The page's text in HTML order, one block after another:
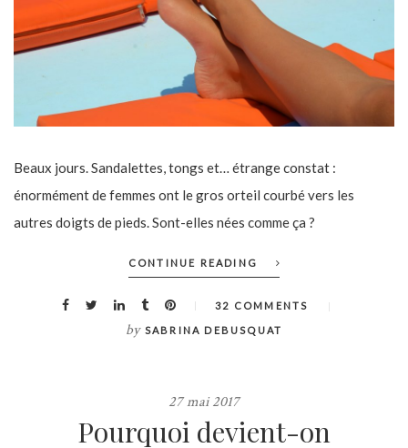
Beaux jours. Sandalettes, tongs et… étrange constat :
énormément de femmes ont le gros orteil courbé vers les
autres doigts de pieds. Sont-elles nées comme ça ?
CONTINUE READING
32 COMMENTS
by SABRINA DEBUSQUAT
27 mai 2017
Pourquoi devient-on